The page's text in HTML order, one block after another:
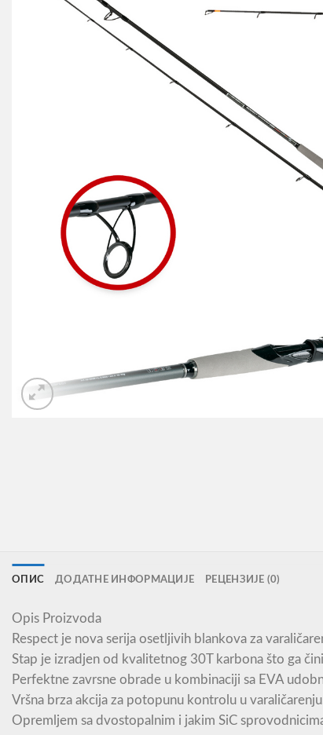
ОПИС ДОДАТНЕ ИНФОРМАЦИЈЕ РЕЦЕНЗИЈЕ (0)
Opis Proizvoda
Respect je nova serija osetljivih blankova za
Stap je izradjen od kvalitetnog 30T karbona što ga
Perfektne zavrsne obrade u kombinaciji sa EVA
Vršna brza akcija za potopunu kontrolu u
Opremljem sa dvostopalnim i jakim SiC